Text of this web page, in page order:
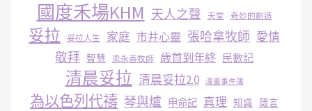
國度禾場KHM 天人之聲 天堂 奇妙的創造
妥拉 妥拉人生 家庭 市井心靈 張哈拿牧師 愛情
敬拜 智慧 梁永善牧師 歳首到年終 民數記
清晨妥拉 清晨妥拉2.0 漫畫事件簿
為以色列代禱 琴與爐 申命記 真理 知識 箴言